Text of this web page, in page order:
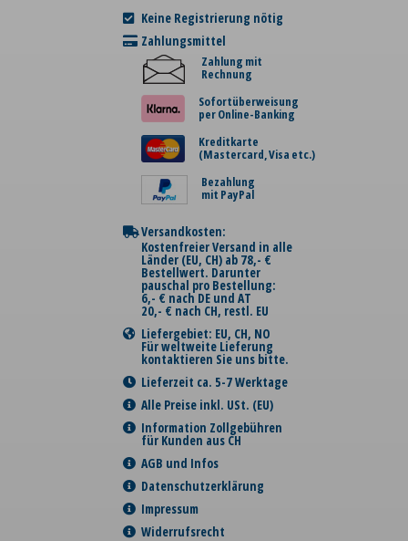
Keine Registrierung nötig
Zahlungsmittel
Zahlung mit
Rechnung
Sofortüberweisung
per Online-Banking
Kreditkarte
(Mastercard, Visa etc.)
Bezahlung
mit PayPal
Versandkosten:
Kostenfreier Versand in alle
Länder (EU, CH) ab 78,- €
Bestellwert. Darunter
pauschal pro Bestellung:
6,- € nach DE und AT
20,- € nach CH, restl. EU
Liefergebiet: EU, CH, NO
Für weltweite Lieferung
kontaktieren Sie uns bitte.
Lieferzeit ca. 5-7 Werktage
Alle Preise inkl. USt. (EU)
Information Zollgebühren
für Kunden aus CH
AGB und Infos
Datenschutzerklärung
Impressum
Widerrufsrecht